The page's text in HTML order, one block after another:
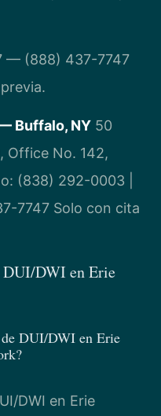
— (888) 437-7747
Buffalo, NY 50
Office No. 142,
(838) 292-0003 |
7747 Solo con cita
DUI/DWI en Erie
de DUI/DWI en Erie
DWI en Erie